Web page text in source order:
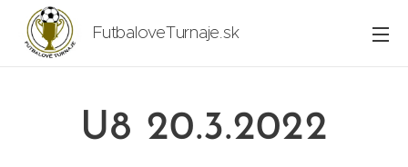
FutbaloveTurnaje.sk
U8 20.3.2022